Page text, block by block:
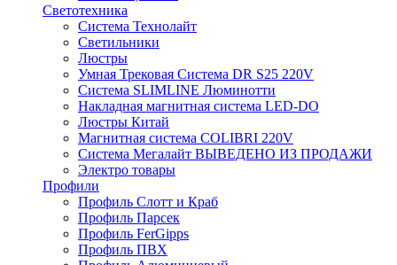
Светотехника
Система Технолайт
Светильники
Люстры
Умная Трековая Система DR S25 220V
Система SLIMLINE Люминотти
Накладная магнитная система LED-DO
Люстры Китай
Магнитная система COLIBRI 220V
Система Мегалайт ВЫВЕДЕНО ИЗ ПРОДАЖИ
Электро товары
Профили
Профиль Слотт и Краб
Профиль Парсек
Профиль FerGipps
Профиль ПВХ